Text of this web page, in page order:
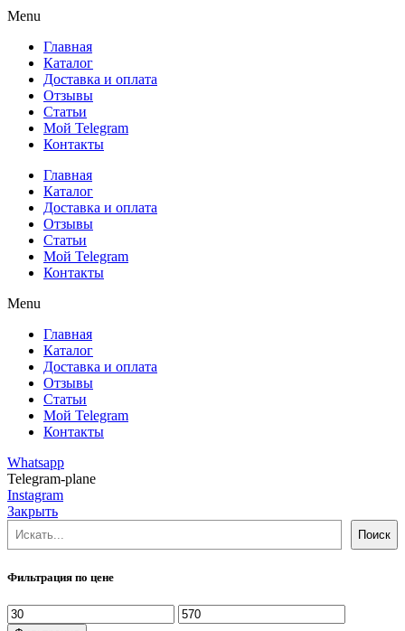
Menu
Главная
Каталог
Доставка и оплата
Отзывы
Статьи
Мой Telegram
Контакты
Главная
Каталог
Доставка и оплата
Отзывы
Статьи
Мой Telegram
Контакты
Menu
Главная
Каталог
Доставка и оплата
Отзывы
Статьи
Мой Telegram
Контакты
Whatsapp
Telegram-plane
Instagram
Закрыть
Поиск
Поиск
Фильтрация по цене
Минимальная
цена
Максимальная
цена